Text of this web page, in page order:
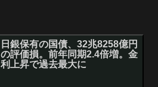
日銀保有の国債、32兆8258億円
の評価損。前年同期2.4倍増。金
利上昇で過去最大に